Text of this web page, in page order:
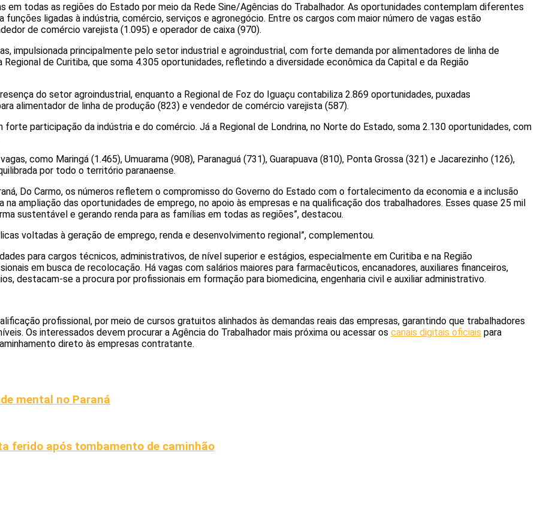
em todas as regiões do Estado por meio da Rede Sine/Agências do Trabalhador. As oportunidades contemplam diferentes
ligadas à indústria, comércio, serviços e agronegócio. Entre os cargos com maior número de vagas estão
de comércio varejista (1.095) e operador de caixa (970).
impulsionada principalmente pelo setor industrial e agroindustrial, com forte demanda por alimentadores de linha de
de Curitiba, que soma 4.305 oportunidades, refletindo a diversidade econômica da Capital e da Região
do setor agroindustrial, enquanto a Regional de Foz do Iguaçu contabiliza 2.869 oportunidades, puxadas
alimentador de linha de produção (823) e vendedor de comércio varejista (587).
participação da indústria e do comércio. Já a Regional de Londrina, no Norte do Estado, soma 2.130 oportunidades, com
como Maringá (1.465), Umuarama (908), Paranaguá (731), Guarapuava (810), Ponta Grossa (321) e Jacarezinho (126),
por todo o território paranaense.
Do Carmo, os números refletem o compromisso do Governo do Estado com o fortalecimento da economia e a inclusão
ampliação das oportunidades de emprego, no apoio às empresas e na qualificação dos trabalhadores. Esses quase 25 mil
sustentável e gerando renda para as famílias em todas as regiões”, destacou.
voltadas à geração de emprego, renda e desenvolvimento regional”, complementou.
para cargos técnicos, administrativos, de nível superior e estágios, especialmente em Curitiba e na Região
em busca de recolocação. Há vagas com salários maiores para farmacêuticos, encanadores, auxiliares financeiros,
destacam-se a procura por profissionais em formação para biomedicina, engenharia civil e auxiliar administrativo.
profissional, por meio de cursos gratuitos alinhados às demandas reais das empresas, garantindo que trabalhadores
Os interessados devem procurar a Agência do Trabalhador mais próxima ou acessar os canais digitais oficiais para
direto às empresas contratante.
mental no Paraná
ferido após tombamento de caminhão